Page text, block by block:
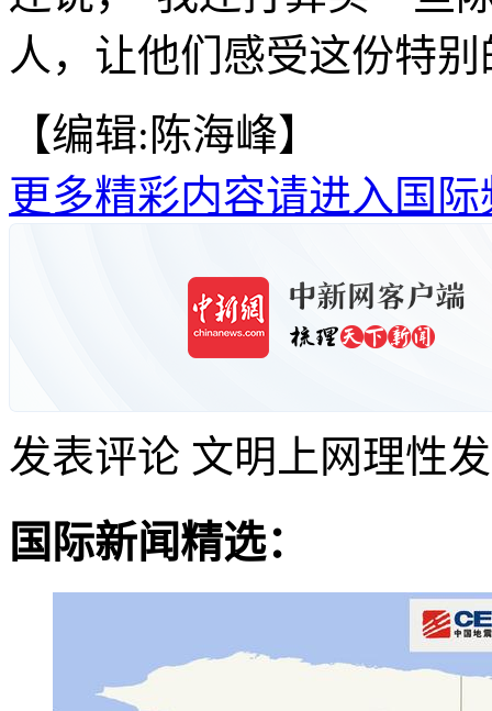
人，让他们感受这份特
【编辑:陈海峰】
更多精彩内容请进入国际
发表评论 文明上网理性
国际新闻精选：